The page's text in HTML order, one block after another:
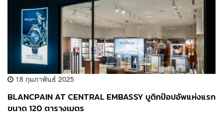
18 กุมภาพันธ์ 2025
BLANCPAIN AT CENTRAL EMBASSY บูติกป๊อปอัพแห่งแรก
ขนาด 120 ตารางเมตร